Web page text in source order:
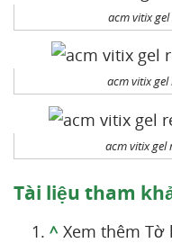
acm vitix
acm vitix
acm vitix gel
Tài liệu tham
^ Xem thêm